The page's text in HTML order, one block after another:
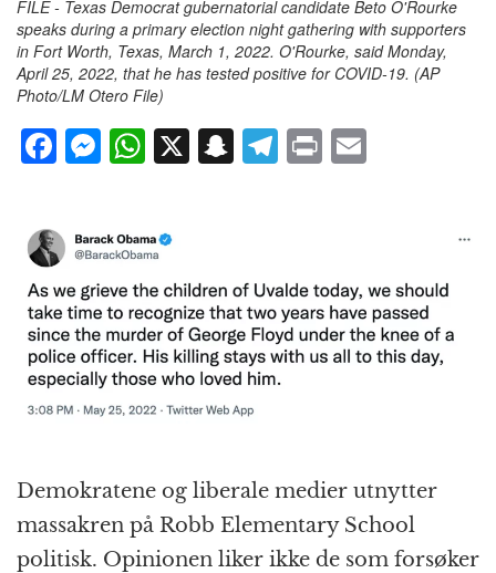
FILE - Texas Democrat gubernatorial candidate Beto O'Rourke
speaks during a primary election night gathering with supporters
in Fort Worth, Texas, March 1, 2022. O'Rourke, said Monday,
April 25, 2022, that he has tested positive for COVID-19. (AP
Photo/LM Otero File)
F
e
b
o
o
k
M
e
n
g
e
r
W
s
A
p
p
X S
c
h
at
T
r
a
m
P
Demokratene og liberale medier utnytter
massakren på Robb Elementary School
politisk. Opinionen liker ikke de som forsøker